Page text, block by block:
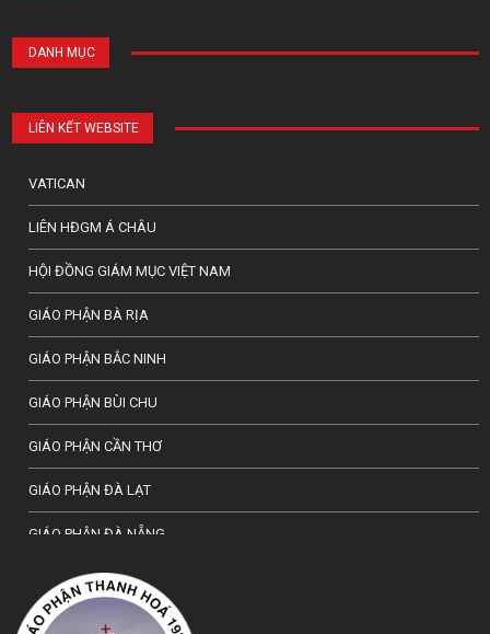
DANH MỤC
LIÊN KẾT WEBSITE
VATICAN
LIÊN HĐGM Á CHÂU
HỘI ĐỒNG GIÁM MỤC VIỆT NAM
GIÁO PHẬN BÀ RỊA
GIÁO PHẬN BẮC NINH
GIÁO PHẬN BÙI CHU
GIÁO PHẬN CẦN THƠ
GIÁO PHẬN ĐÀ LẠT
GIÁO PHẬN ĐÀ NẴNG
TỔNG GIÁO PHẬN HÀ NỘI
GIÁO PHẬN HẢI PHÒNG